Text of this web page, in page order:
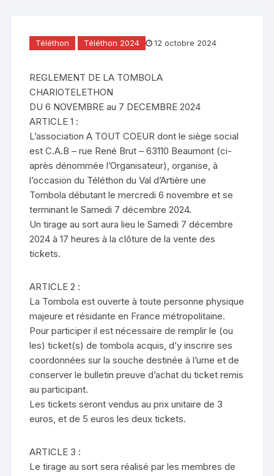
Téléthon Téléthon 2024 12 octobre 2024
REGLEMENT DE LA TOMBOLA
CHARIOTELETHON
DU 6 NOVEMBRE au 7 DECEMBRE 2024
ARTICLE 1 :
L’association A TOUT COEUR dont le siège social
est C.A.B – rue René Brut – 63110 Beaumont (ci-
après dénommée l’Organisateur), organise, à
l’occasion du Téléthon du Val d’Artière une
Tombola débutant le mercredi 6 novembre et se
terminant le Samedi 7 décembre 2024.
Un tirage au sort aura lieu le Samedi 7 décembre
2024 à 17 heures à la clôture de la vente des
tickets.
ARTICLE 2 :
La Tombola est ouverte à toute personne physique
majeure et résidante en France métropolitaine.
Pour participer il est nécessaire de remplir le (ou
les) ticket(s) de tombola acquis, d’y inscrire ses
coordonnées sur la souche destinée à l’urne et de
conserver le bulletin preuve d’achat du ticket remis
au participant.
Les tickets seront vendus au prix unitaire de 3
euros, et de 5 euros les deux tickets.
ARTICLE 3 :
Le tirage au sort sera réalisé par les membres de